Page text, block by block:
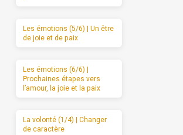
Les émotions (5/6) | Un être
de joie et de paix
Les émotions (6/6) |
Prochaines étapes vers
l’amour, la joie et la paix
La volonté (1/4) | Changer
de caractère